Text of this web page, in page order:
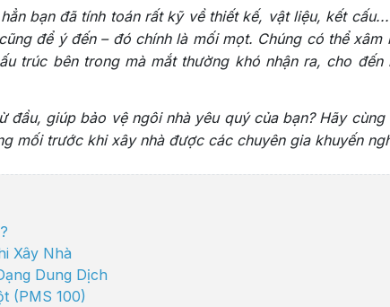
bạn đã tính toán rất kỹ về thiết kế, vật liệu, kết
để ý đến – đó chính là mối mọt. Chúng có thể xâm
trúc bên trong mà mắt thường khó nhận ra, cho đến
giúp bảo vệ ngôi nhà yêu quý của bạn? Hãy cùng
mối trước khi xây nhà được các chuyên gia khuyến
Xây Nhà
Dung Dịch
(PMS 100)